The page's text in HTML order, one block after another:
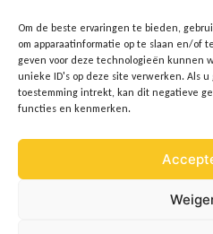
Om de beste ervaringen te bieden,
om apparaatinformatie op te slaan en/of
geven voor deze technologieën kunnen
unieke ID's op deze site verwerken. Als
toestemming intrekt, kan dit negatieve
functies en kenmerken.
n
m
i
Tel: 0166-609300
E
Wwww.magnumheating.
IBAN |
BTW |